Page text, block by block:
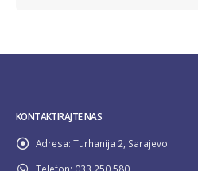
KONTAKTIRAJTE NAS
Adresa: Turhanija 2, Sarajevo